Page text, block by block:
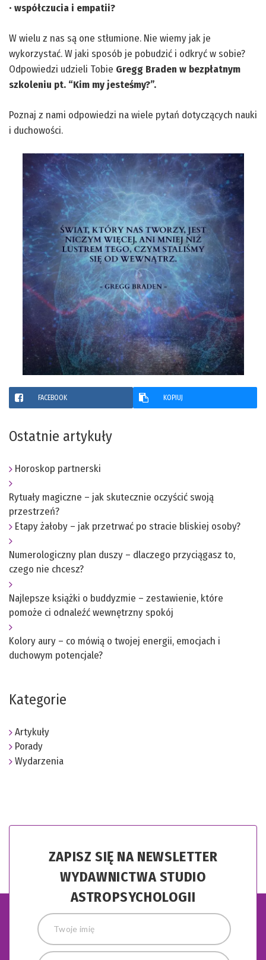
• współczucia i empatii?
W wielu z nas są one stłumione. Nie wiemy jak je
wykorzystać. W jaki sposób je pobudzić i odkryć w sobie?
Odpowiedzi udzieli Tobie Gregg Braden w bezpłatnym
szkoleniu pt. “Kim my jesteśmy?”.
Poznaj z nami odpowiedzi na wiele pytań dotyczących nauki
i duchowości.
FACEBOOK KOPIUJ
Ostatnie artykuły
Horoskop partnerski
Rytuały magiczne – jak skutecznie oczyścić swoją
przestrzeń?
Etapy żałoby – jak przetrwać po stracie bliskiej osoby?
Numerologiczny plan duszy – dlaczego przyciągasz to,
czego nie chcesz?
Najlepsze książki o buddyzmie – zestawienie, które
pomoże ci odnaleźć wewnętrzny spokój
Kolory aury – co mówią o twojej energii, emocjach i
duchowym potencjale?
Kategorie
Artykuły
Porady
Wydarzenia
ZAPISZ SIĘ NA NEWSLETTER
WYDAWNICTWA STUDIO
ASTROPSYCHOLOGII